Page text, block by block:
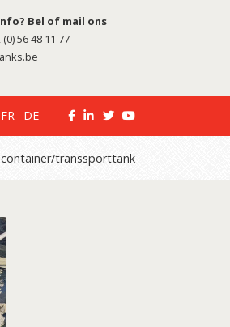
Bel of mail ons
(0) 56 48 11 77
FR DE
transsporttank